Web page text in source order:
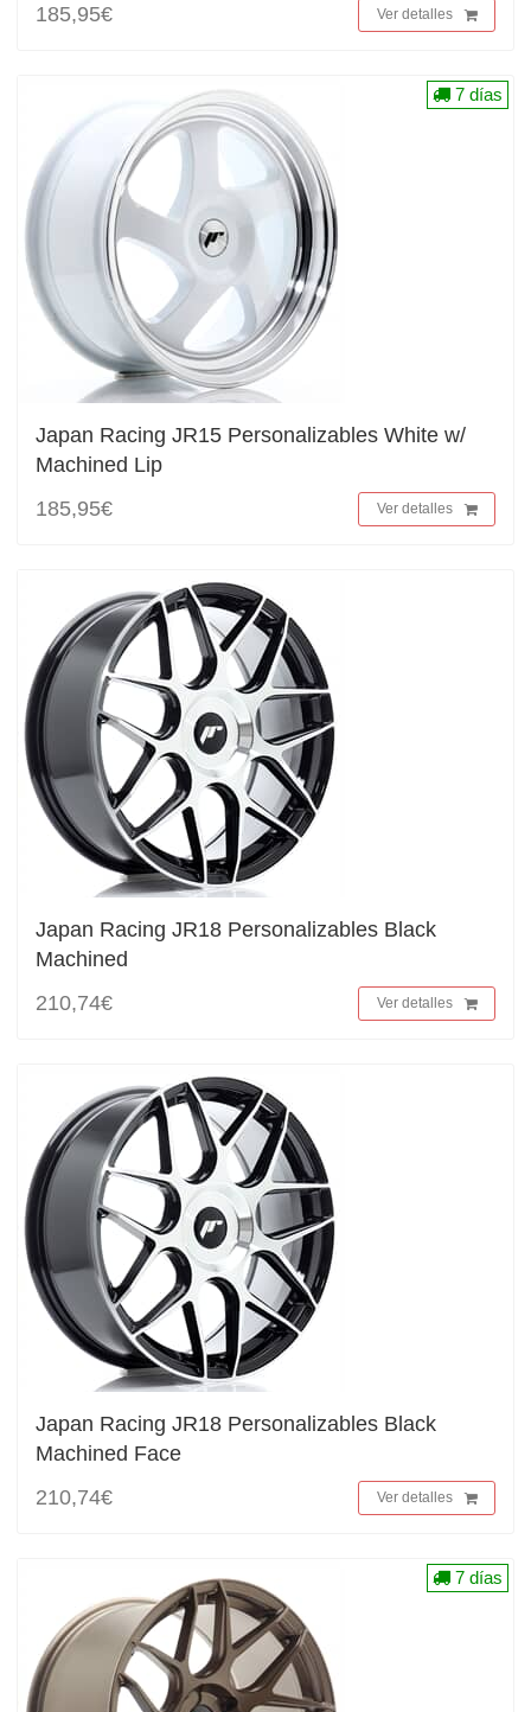
185,95€
Ver detalles
Japan Racing JR15 Personalizables White w/
Machined Lip
185,95€
Ver detalles
7 días
Japan Racing JR18 Personalizables Black
Machined
210,74€
Ver detalles
Japan Racing JR18 Personalizables Black
Machined Face
210,74€
Ver detalles
7 días